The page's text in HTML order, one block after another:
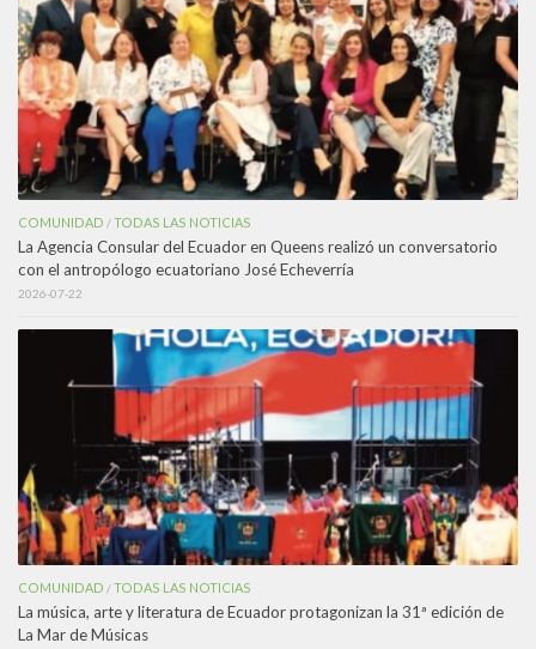
COMUNIDAD /TODAS LAS NOTICIAS
La Agencia Consular del Ecuador en Queens realizó un conversatorio
con el antropólogo ecuatoriano José Echeverría
2026-07-22
COMUNIDAD /TODAS LAS NOTICIAS
La música, arte y literatura de Ecuador protagonizan la 31ª edición de
La Mar de Músicas